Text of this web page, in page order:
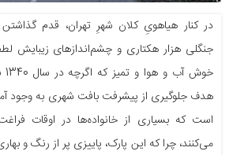
در کنار هیاهویِ کلان شهرِ تهران، قدم
جنگلی هزار هکتاری و چشم‌اندازهای زیبایش
هدف جلوگیری از پیشرفت بافت شهری به وجود
است که بسیاری از خانواده‌ها در اوقات
می‌کنند، چرا که این پارک، پاییزی پر از رنگ و